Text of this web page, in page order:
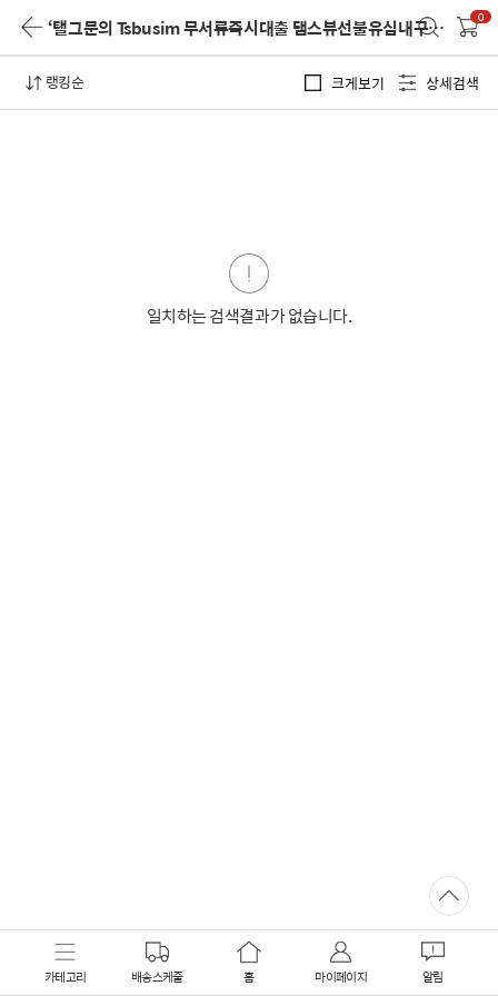
‘탤그문의 Tsbusim 무서류즉시대출 탬스뷰선불유심내구제 태안군간편긴급생계자금지원 만19세소액작업대출 막폰삽니다’ 0
랭킹순 크게보기 상세검색
일치하는 검색결과가 없습니다.
카테고리 배송스케줄 홈 마이페이지 알림